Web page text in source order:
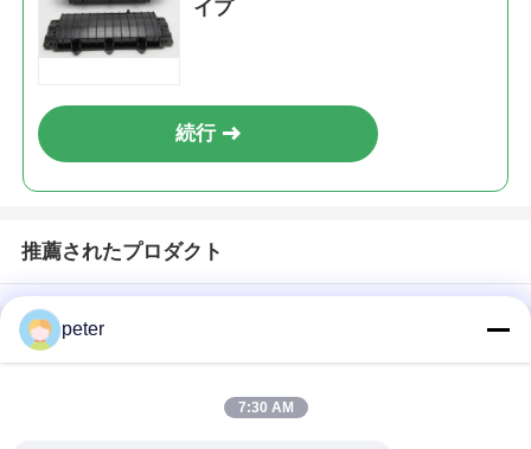
イプ
続行
推薦されたプロダクト
ホーム
地図
プライバシーポリシー
peter
7:30 AM